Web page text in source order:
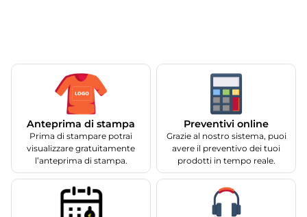
Anteprima di stampa
Prima di stampare potrai
visualizzare gratuitamente
l’anteprima di stampa.
Preventivi online
Grazie al nostro sistema, puoi
avere il preventivo dei tuoi
prodotti in tempo reale.